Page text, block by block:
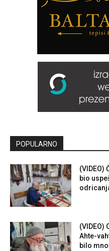
POPULARNO
(VIDEO)
bio
(VIDEO)
Ahte-
bilo